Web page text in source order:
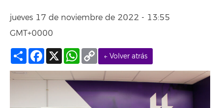
jueves 17 de noviembre de 2022 - 13:55
GMT+0000
← Volver atrás
Compartir
Facebook
X WhatsApp
Copy
Link